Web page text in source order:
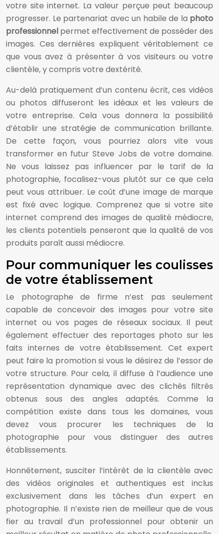
votre site internet. La valeur perçue peut beaucoup
progresser. Le partenariat avec un habile de la photo
professionnel permet effectivement de posséder des
images. Ces dernières expliquent véritablement ce
que vous avez à présenter à vos visiteurs ou votre
clientèle, y compris votre dextérité.
Au-delà pratiquement d’un contenu écrit, ces vidéos
ou photos diffuseront les idéaux et les valeurs de
votre entreprise. Cela vous donnera la possibilité
d’établir une stratégie de communication brillante.
De cette façon, vous pourriez alors vite vous
transformer en futur Steve Jobs de votre domaine.
Ne vous laissez pas influencer par le tarif de la
photographie, focalisez-vous plutôt sur ce que cela
peut vous attribuer. Le coût d’une image de marque
est fixé avec logique. Comprenez que si votre site
internet comprend des images de qualité médiocre,
les clients potentiels penseront que la qualité de vos
produits paraît aussi médiocre.
Pour communiquer les coulisses
de votre établissement
Le photographe de firme n’est pas seulement
capable de concevoir des images pour votre site
internet ou vos pages de réseaux sociaux. Il peut
également effectuer des reportages photo sur les
faits internes de votre établissement. Cet expert
peut faire la promotion si vous le désirez de l’essor de
votre structure. Pour cela, il diffuse à l’audience une
représentation dynamique avec des clichés filtrés
obtenus sous des angles adaptés. Comme la
compétition existe dans tous les domaines, vous
devez vous procurer les techniques de la
photographie pour vous distinguer des autres
établissements.
Honnêtement, susciter l’intérêt de la clientèle avec
des vidéos originales et authentiques est inclus
exclusivement dans les tâches d’un expert en
photographie. Il n’existe rien de meilleur que de vous
fier au travail d’un professionnel pour obtenir un